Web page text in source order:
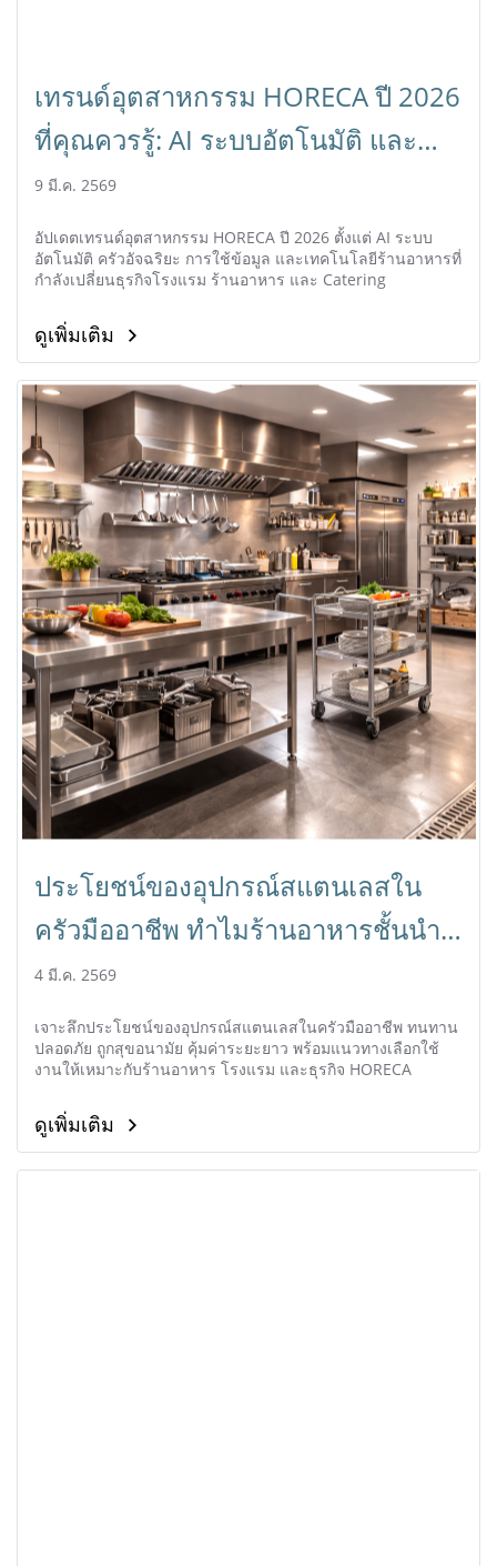
เทรนด์อุตสาหกรรม HORECA ปี 2026
ที่คุณควรรู้: AI ระบบอัตโนมัติ และ
อนาคตธุรกิจร้านอาหาร
9 มี.ค. 2569
อัปเดตเทรนด์อุตสาหกรรม HORECA ปี 2026 ตั้งแต่ AI ระบบ
อัตโนมัติ ครัวอัจฉริยะ การใช้ข้อมูล และเทคโนโลยีร้านอาหารที่
กำลังเปลี่ยนธุรกิจโรงแรม ร้านอาหาร และ Catering
ดูเพิ่มเติม
ประโยชน์ของอุปกรณ์สแตนเลสใน
ครัวมืออาชีพ ทำไมร้านอาหารชั้นนำ
เลือกใช้
4 มี.ค. 2569
เจาะลึกประโยชน์ของอุปกรณ์สแตนเลสในครัวมืออาชีพ ทนทาน
ปลอดภัย ถูกสุขอนามัย คุ้มค่าระยะยาว พร้อมแนวทางเลือกใช้
งานให้เหมาะกับร้านอาหาร โรงแรม และธุรกิจ HORECA
ดูเพิ่มเติม